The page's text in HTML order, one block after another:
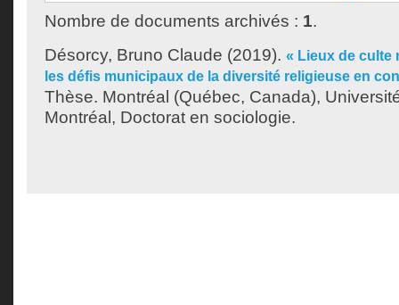
Nombre de documents archivés : 1.
Désorcy, Bruno Claude (2019). « Lieux de culte
les défis municipaux de la diversité religieuse en
Thèse. Montréal (Québec, Canada),
Montréal, Doctorat en sociologie.